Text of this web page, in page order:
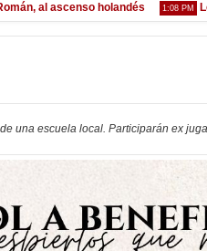
ascenso holandés 1:08 PM Le pagó
una escuela local. Participarán ex